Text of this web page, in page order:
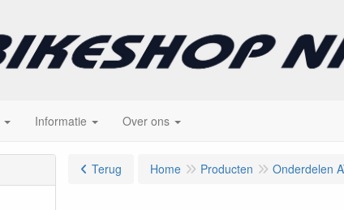
Informatie Over ons
Terug Home Producten Onderdelen